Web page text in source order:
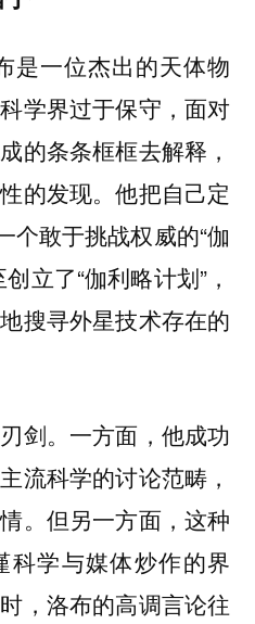
是一位杰出的天体物
学界过于保守，面对
的条条框框去解释，
的发现。他把自己定
个敢于挑战权威的“伽
立了“伽利略计划”，
搜寻外星技术存在的
剑。一方面，他成功
流科学的讨论范畴，
。但另一方面，这种
科学与媒体炒作的界
，洛布的高调言论往